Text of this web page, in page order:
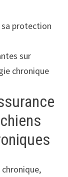
protection
sur
chronique